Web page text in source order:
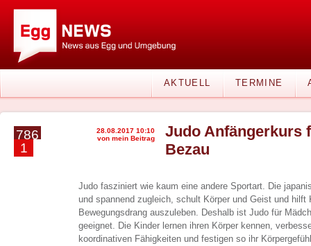
AKTUELL TERMINE
786
1
28.08.2017 10:10
von mein Beitrag
Judo Anfängerkurs
Bezau
Judo fasziniert wie kaum eine andere Sportart. Die
und spannend zugleich, schult Körper und Geist und hilft
Bewegungsdrang auszuleben. Deshalb ist Judo für
geeignet. Die Kinder lernen ihren Körper kennen,
koordinativen Fähigkeiten und festigen so ihr